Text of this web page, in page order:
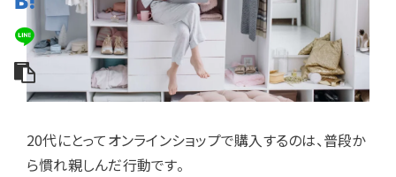
20代にとってオンラインショップで購入するのは、普段か
ら慣れ親しんだ行動です。